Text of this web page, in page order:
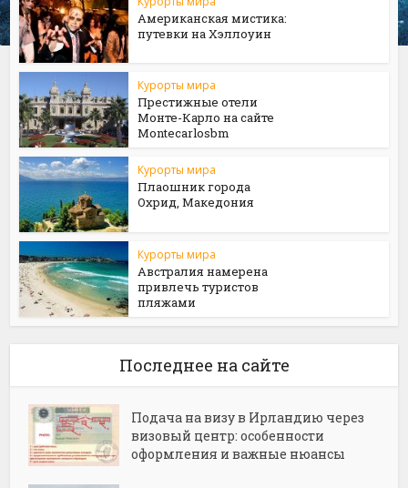
Американская мистика:
путевки на Хэллоуин
Курорты мира
Престижные отели
Монте-Карло на сайте
Мontecarlosbm
Курорты мира
Плаошник города
Охрид, Македония
Курорты мира
Австралия намерена
привлечь туристов
пляжами
Последнее на сайте
Подача на визу в Ирландию через
визовый центр: особенности
оформления и важные нюансы